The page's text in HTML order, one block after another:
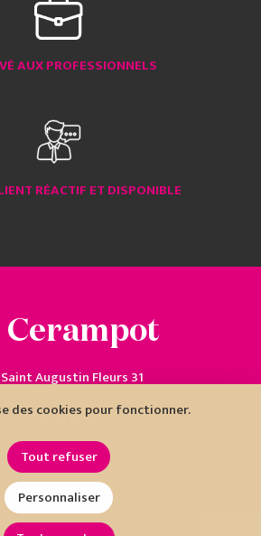
AUX PROFESSIONNELS
RÉACTIF ET DISPONIBLE
Cerampot
Augustin Fleurs 31
04 93 18 80 10
des cookies pour fonctionner.
Tout refuser
Personnaliser